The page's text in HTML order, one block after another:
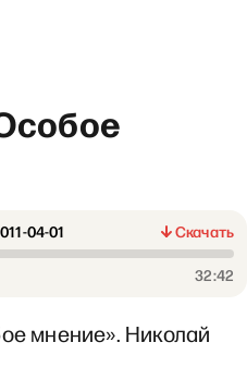
04-01
Скачать
32:42
мнение». Николай
с